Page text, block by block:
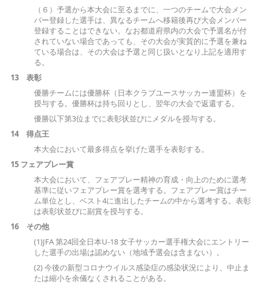
（６）予選から本大会に至るまでに、一つのチームで大会メン
バー登録した選手は、異なるチームへ移籍後再び大会メンバー
登録することはできない。なお都道府県内の大会で予選名が付
されていない場合であっても、その大会が実質的に予選を兼ね
ている場合は、その大会は予選と同じ扱いとなり上記を適用す
る。
13 表彰
優勝チームには優勝杯（日本クラブユースサッカー連盟杯）を
授与する。優勝杯は持ち回りとし、翌年の大会で返還する。
優勝以下第3位までに表彰状並びにメダルを授与する。
14
得点王
本大会において最多得点を挙げた選手を表彰する。
15 フェアプレー賞
本大会において、フェアプレー精神の育成・向上のために選考
基準に従いフェアプレー賞を選考する。フェアプレー賞はチー
ム単位とし、ベスト4に進出したチームの中から選考する。表彰
は表彰状並びに副賞を授与する。
16
その他
(1)JFA 第24回全日本U-18 女子サッカー選手権大会にエントリー
した選手の出場は認めない（地域予選会は含まない）。
(2) 今後の新型コロナウイルス感染症の感染状況により、中止ま
たは縮小を余儀なくされることがある。